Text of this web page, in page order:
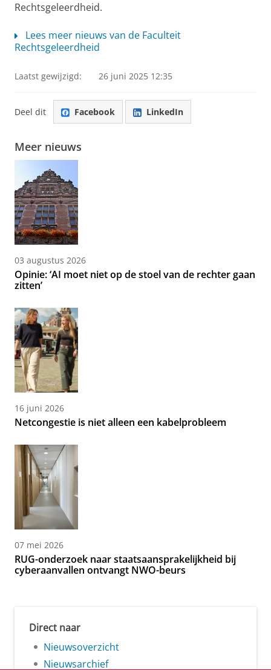
Rechtsgeleerdheid.
Lees meer nieuws van de Faculteit
Rechtsgeleerdheid
Laatst gewijzigd: 26 juni 2025 12:35
Deel dit Facebook LinkedIn
Meer nieuws
03 augustus 2026
Opinie: ‘AI moet niet op de stoel van de rechter gaan
zitten’
16 juni 2026
Netcongestie is niet alleen een kabelprobleem
07 mei 2026
RUG-onderzoek naar staatsaansprakelijkheid bij
cyberaanvallen ontvangt NWO-beurs
Direct naar
Nieuwsoverzicht
Nieuwsarchief